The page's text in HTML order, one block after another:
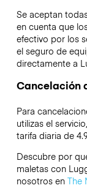
Se aceptan
en cuenta que
efectivo por los
el seguro de
directamente a
Cancelación
Para
utilizas el
tarifa diaria de
Descubre por
maletas con
nosotros en The